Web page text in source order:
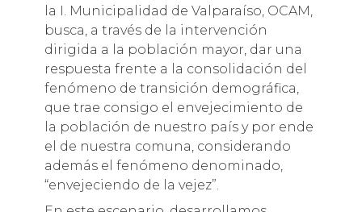
la I. Municipalidad de Valparaíso, OCAM,
busca, a través de la intervención
dirigida a la población mayor, dar una
respuesta frente a la consolidación del
fenómeno de transición demográfica,
que trae consigo el envejecimiento de
la población de nuestro país y por ende
el de nuestra comuna, considerando
además el fenómeno denominado,
“envejeciendo de la vejez”.